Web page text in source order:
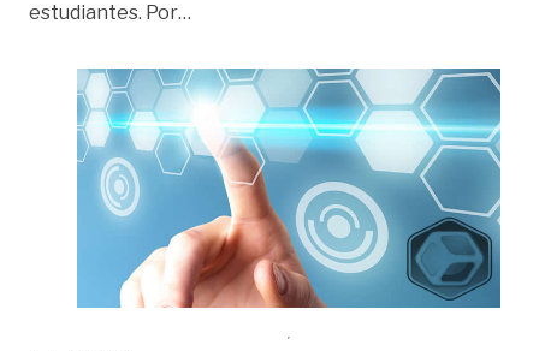
estudiantes. Por…